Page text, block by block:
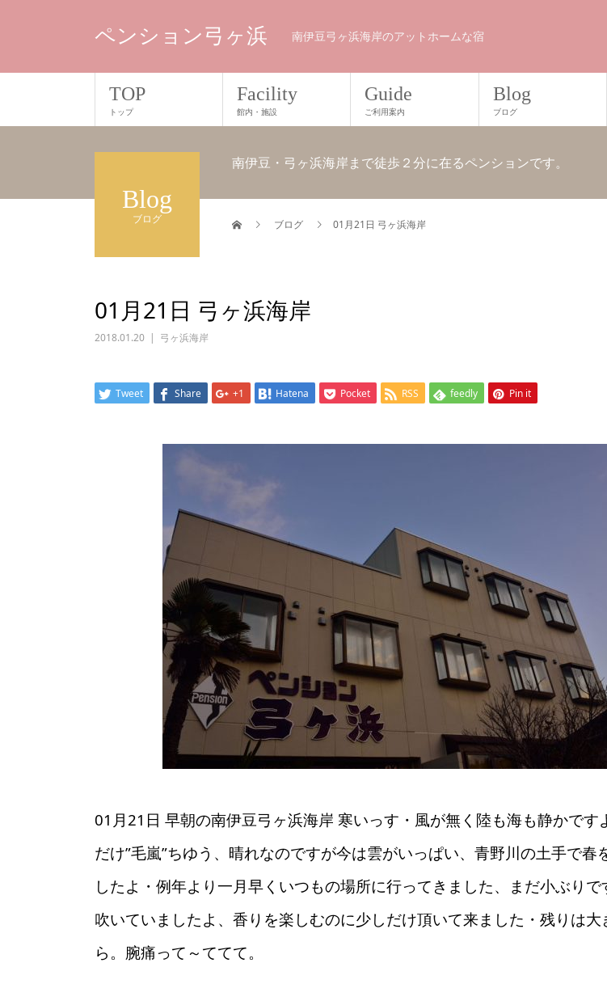
ペンション弓ヶ浜 南伊豆弓ヶ浜海岸のアットホームな宿
TOP
トップ
Facility
館内・施設
Guide
ご利用案内
Blog
ブログ
Blog
ブログ
南伊豆・弓ヶ浜海岸まで徒歩２分に在るペンションです。
ブログ 01月21日 弓ヶ浜海岸
01月21日 弓ヶ浜海岸
2018.01.20 弓ヶ浜海岸
Tweet Share +1 Hatena Pocket RSS feedly Pin it
01月21日 早朝の南伊豆弓ヶ浜海岸 寒いっす・風が無く陸も海も静かです
だけ”毛嵐”ちゆう、晴れなのですが今は雲がいっぱい、青野川の土手で春
したよ・例年より一月早くいつもの場所に行ってきました、まだ小ぶり
吹いていましたよ、香りを楽しむのに少しだけ頂いて来ました・残りは大
ら。腕痛って～ててて。